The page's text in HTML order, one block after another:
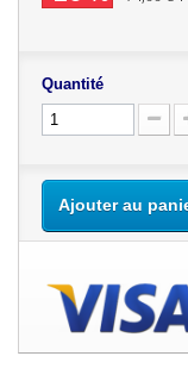
Quantité
Ajouter au